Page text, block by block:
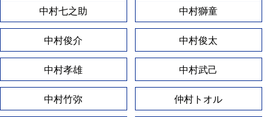
中村七之助 中村獅童
中村俊介 中村俊太
中村孝雄 中村武己
中村竹弥 仲村トオル